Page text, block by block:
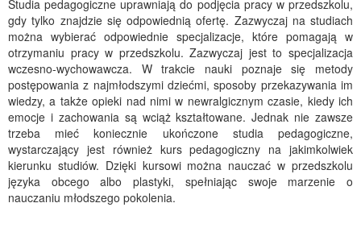
Studia pedagogiczne uprawniają do podjęcia pracy w przedszkolu,
gdy tylko znajdzie się odpowiednią ofertę. Zazwyczaj na studiach
można wybierać odpowiednie specjalizacje, które pomagają w
otrzymaniu pracy w przedszkolu. Zazwyczaj jest to specjalizacja
wczesno-wychowawcza. W trakcie nauki poznaje się metody
postępowania z najmłodszymi dziećmi, sposoby przekazywania im
wiedzy, a także opieki nad nimi w newralgicznym czasie, kiedy ich
emocje i zachowania są wciąż kształtowane. Jednak nie zawsze
trzeba mieć koniecznie ukończone studia pedagogiczne,
wystarczający jest również kurs pedagogiczny na jakimkolwiek
kierunku studiów. Dzięki kursowi można nauczać w przedszkolu
języka obcego albo plastyki, spełniając swoje marzenie o
nauczaniu młodszego pokolenia.